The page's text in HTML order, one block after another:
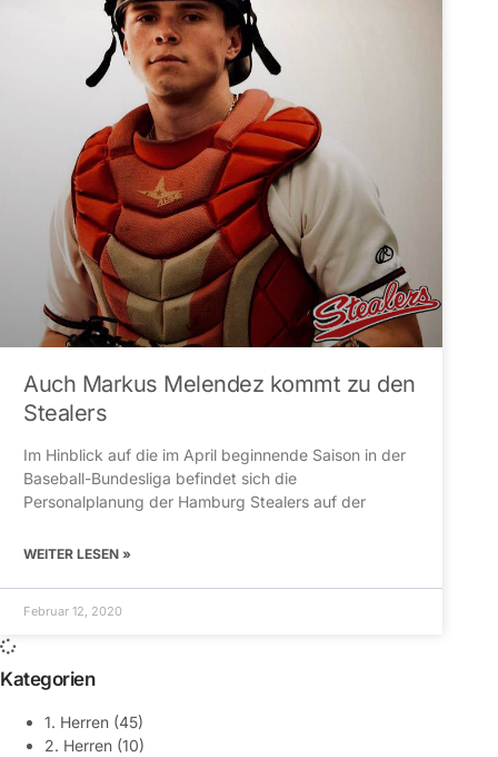
Auch Markus Melendez kommt zu den
Stealers
Im Hinblick auf die im April beginnende Saison in der
Baseball-Bundesliga befindet sich die
Personalplanung der Hamburg Stealers auf der
WEITER LESEN »
Februar 12, 2020
Kategorien
1. Herren (45)
2. Herren (10)